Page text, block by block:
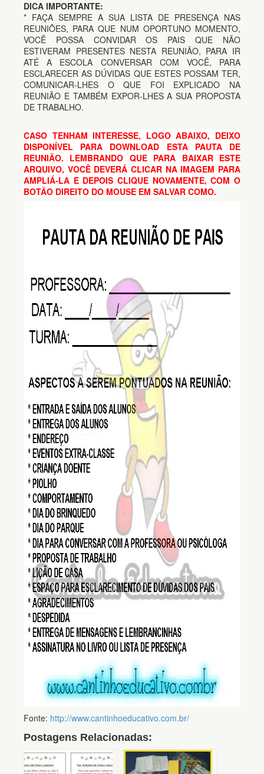
DICA IMPORTANTE:
* FAÇA SEMPRE A SUA LISTA DE PRESENÇA NAS
REUNIÕES, PARA QUE NUM OPORTUNO MOMENTO,
VOCÊ POSSA CONVIDAR OS PAIS QUE NÃO
ESTIVERAM PRESENTES NESTA REUNIÃO, PARA IR
ATÉ A ESCOLA CONVERSAR COM VOCÊ, PARA
ESCLARECER AS DÚVIDAS QUE ESTES POSSAM TER,
COMUNICAR-LHES O QUE FOI EXPLICADO NA
REUNIÃO E TAMBÉM EXPOR-LHES A SUA PROPOSTA
DE TRABALHO.
CASO TENHAM INTERESSE, LOGO ABAIXO, DEIXO
DISPONÍVEL PARA DOWNLOAD ESTA PAUTA DE
REUNIÃO. LEMBRANDO QUE PARA BAIXAR ESTE
ARQUIVO, VOCÊ DEVERÁ CLICAR NA IMAGEM PARA
AMPLIÁ-LA E DEPOIS CLIQUE NOVAMENTE, COM O
BOTÃO DIREITO DO MOUSE EM SALVAR COMO.
Fonte: http://www.cantinhoeducativo.com.br/
Postagens Relacionadas: